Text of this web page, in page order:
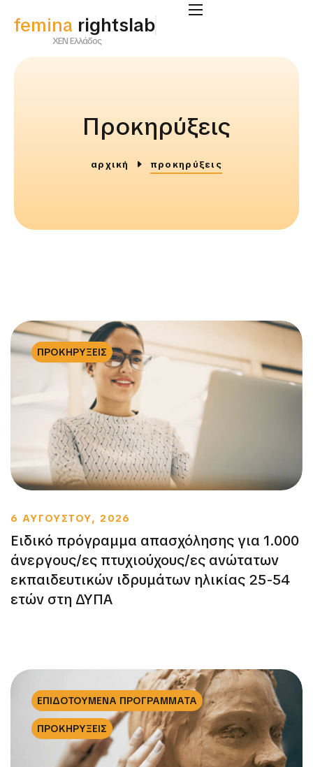
femina rightslab
ΧΕΝ Ελλάδος
Προκηρύξεις
αρχική προκηρύξεις
ΠΡΟΚΗΡΥΞΕΙΣ
6 ΑΥΓΟΥΣΤΟΥ, 2026
Ειδικό πρόγραμμα απασχόλησης για 1.000
άνεργους/ες πτυχιούχους/ες ανώτατων
εκπαιδευτικών ιδρυμάτων ηλικίας 25-54
ετών στη ΔΥΠΑ
ΕΠΙΔΟΤΟΥΜΕΝΑ ΠΡΟΓΡΑΜΜΑΤΑ
ΠΡΟΚΗΡΥΞΕΙΣ